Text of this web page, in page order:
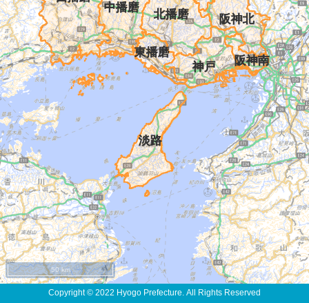
50 km
Copyright © 2022 Hyogo Prefecture. All Rights Reserved